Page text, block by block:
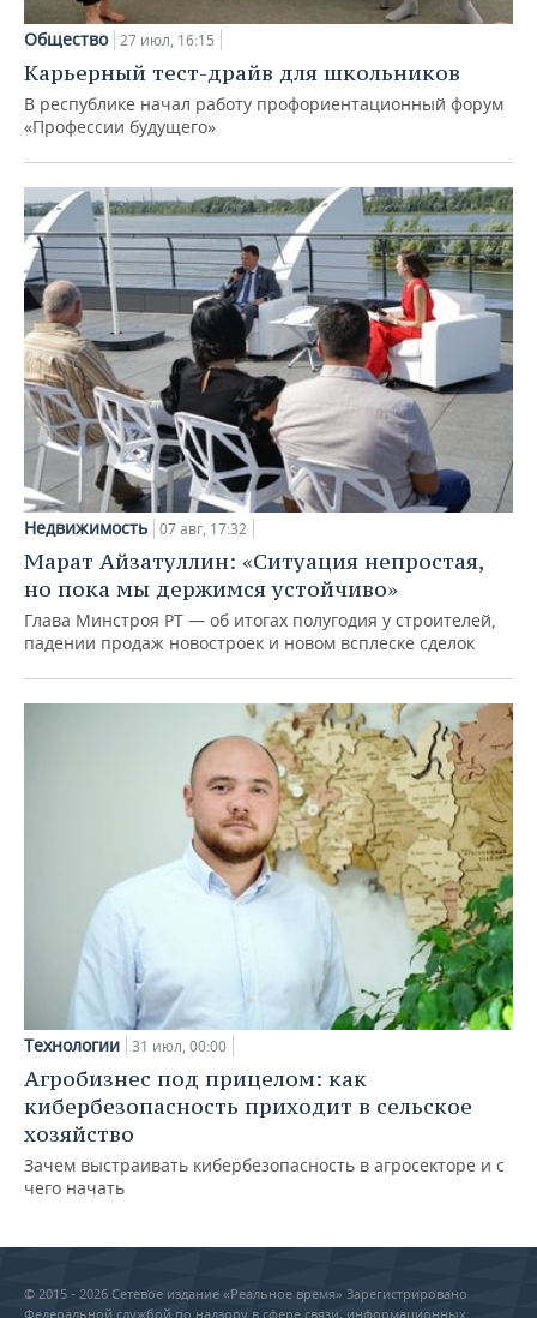
Общество 27 июл, 16:15
Карьерный тест-драйв для школьников
В республике начал работу профориентационный форум
«Профессии будущего»
Недвижимость 07 авг, 17:32
Марат Айзатуллин: «Ситуация непростая,
но пока мы держимся устойчиво»
Глава Минстроя РТ — об итогах полугодия у строителей,
падении продаж новостроек и новом всплеске сделок
Технологии 31 июл, 00:00
Агробизнес под прицелом: как
кибербезопасность приходит в сельское
хозяйство
Зачем выстраивать кибербезопасность в агросекторе и с
чего начать
© 2015 - 2026 Сетевое издание «Реальное время» Зарегистрировано
Федеральной службой по надзору в сфере связи, информационных